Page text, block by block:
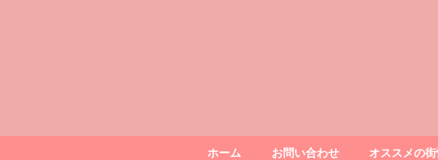
ホーム お問い合わせ オススメの街